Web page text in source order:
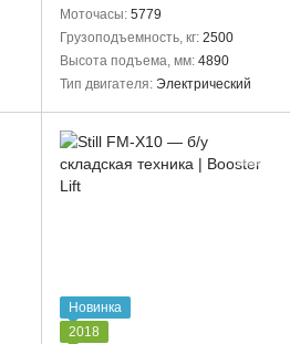
Моточасы 5779
Грузоподъемность, кг 2500
Высота подъема, мм 4890
Тип двигателя Электрический
Новинка
2018